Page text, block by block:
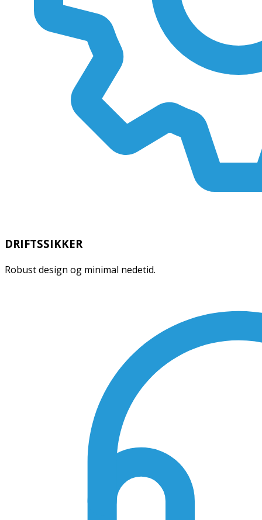
DRIFTSSIKKER
Robust design og minimal nedetid.